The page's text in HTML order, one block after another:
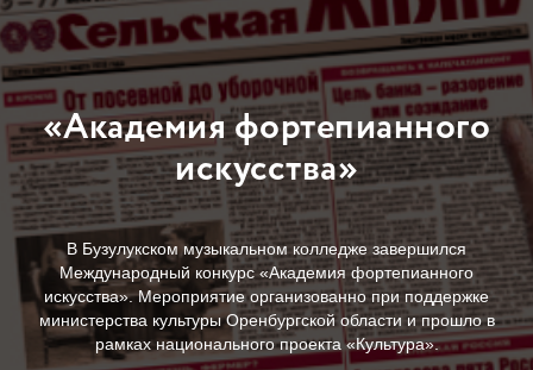
«Академия фортепианного
искусства»
В Бузулукском музыкальном колледже завершился
Международный конкурс «Академия фортепианного
искусства». Мероприятие организованно при поддержке
министерства культуры Оренбургской области и прошло в
рамках национального проекта «Культура».